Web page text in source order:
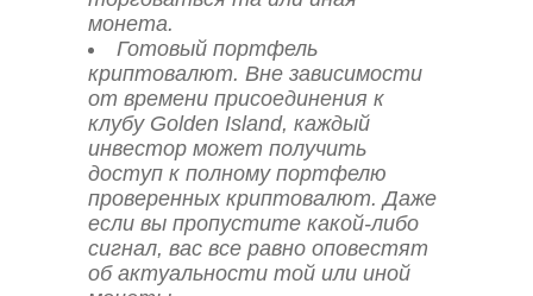
монета.
Готовый портфель
криптовалют. Вне зависимости
от времени присоединения к
клубу Golden Island, каждый
инвестор может получить
доступ к полному портфелю
проверенных криптовалют. Даже
если вы пропустите какой-либо
сигнал, вас все равно оповестят
об актуальности той или иной